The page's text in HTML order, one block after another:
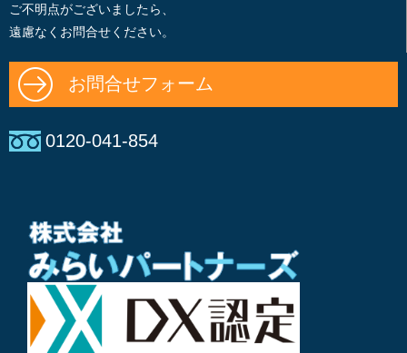
ご不明点がございましたら、
遠慮なくお問合せください。
お問合せフォーム
0120-041-854